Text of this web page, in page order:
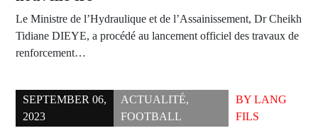
Le Ministre de l’Hydraulique et de l’Assainissement, Dr Cheikh
Tidiane DIEYE, a procédé au lancement officiel des travaux de
renforcement…
SEPTEMBER 06,
2023
ACTUALITÉ,
FOOTBALL
BYLANG
FILS